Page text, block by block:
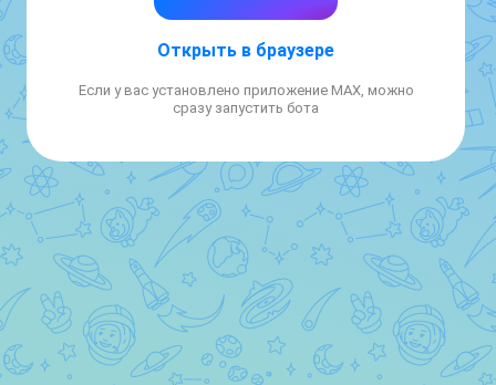
Открыть в браузере
Если у вас установлено приложение MAX, можно
сразу запустить бота